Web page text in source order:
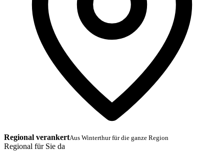
Regional verankertAus Winterthur für die ganze Region
Regional für Sie da